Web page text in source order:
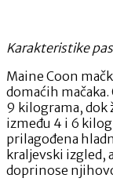
Karakteristike
Maine Coon
domaćih
9 kilograma, dok
između 4 i 6
prilagođena
kraljevski izgled,
doprinose